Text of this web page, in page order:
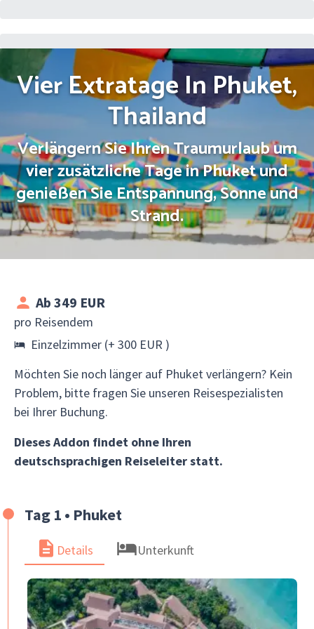
Vier Extratage In Phuket,
Thailand
Verlängern Sie Ihren Traumurlaub um
vier zusätzliche Tage in Phuket und
genießen Sie Entspannung, Sonne und
Strand.
Ab 349 EUR
pro Reisendem
Einzelzimmer (+ 300 EUR )
Möchten Sie noch länger auf Phuket verlängern? Kein
Problem, bitte fragen Sie unseren Reisespezialisten
bei Ihrer Buchung.
Dieses Addon findet ohne Ihren
deutschsprachigen Reiseleiter statt.
Tag 1 • Phuket
Details Unterkunft